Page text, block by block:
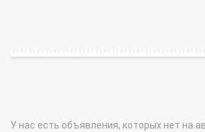
У нас есть объявления, которых нет на